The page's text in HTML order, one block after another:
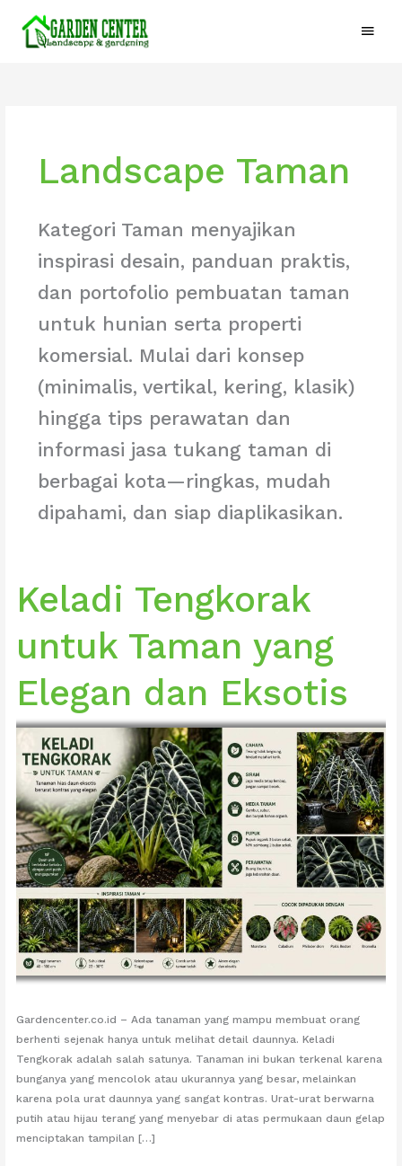
konten
Menu
Landscape Taman
Kategori Taman menyajikan
inspirasi desain, panduan praktis,
dan portofolio pembuatan taman
untuk hunian serta properti
komersial. Mulai dari konsep
(minimalis, vertikal, kering, klasik)
hingga tips perawatan dan
informasi jasa tukang taman di
berbagai kota—ringkas, mudah
dipahami, dan siap diaplikasikan.
Keladi Tengkorak
untuk Taman yang
Elegan dan Eksotis
Gardencenter.co.id – Ada tanaman yang mampu membuat orang
berhenti sejenak hanya untuk melihat detail daunnya. Keladi
Tengkorak adalah salah satunya. Tanaman ini bukan terkenal karena
bunganya yang mencolok atau ukurannya yang besar, melainkan
karena pola urat daunnya yang sangat kontras. Urat-urat berwarna
putih atau hijau terang yang menyebar di atas permukaan daun gelap
menciptakan tampilan […]